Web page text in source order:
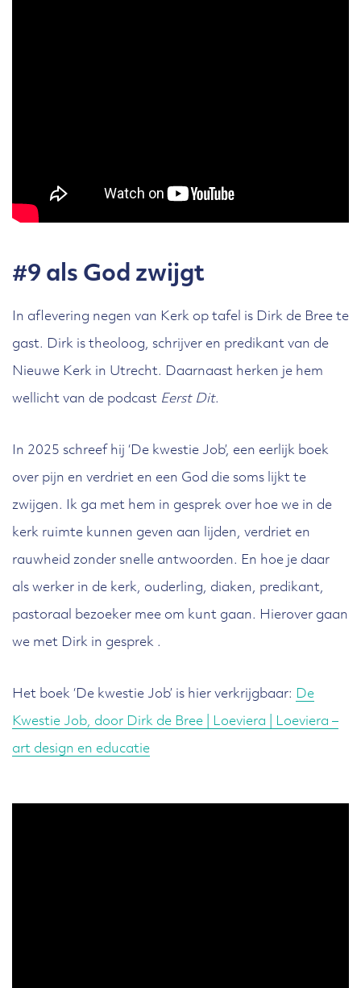
#9 als God zwijgt
In aflevering negen van Kerk op tafel is Dirk de Bree te
gast. Dirk is theoloog, schrijver en predikant van de
Nieuwe Kerk in Utrecht. Daarnaast herken je hem
wellicht van de podcast Eerst Dit.
In 2025 schreef hij ‘De kwestie Job’, een eerlijk boek
over pijn en verdriet en een God die soms lijkt te
zwijgen. Ik ga met hem in gesprek over hoe we in de
kerk ruimte kunnen geven aan lijden, verdriet en
rauwheid zonder snelle antwoorden. En hoe je daar
als werker in de kerk, ouderling, diaken, predikant,
pastoraal bezoeker mee om kunt gaan. Hierover gaan
we met Dirk in gesprek .
Het boek ‘De kwestie Job’ is hier verkrijgbaar: De
Kwestie Job, door Dirk de Bree | Loeviera | Loeviera –
art design en educatie